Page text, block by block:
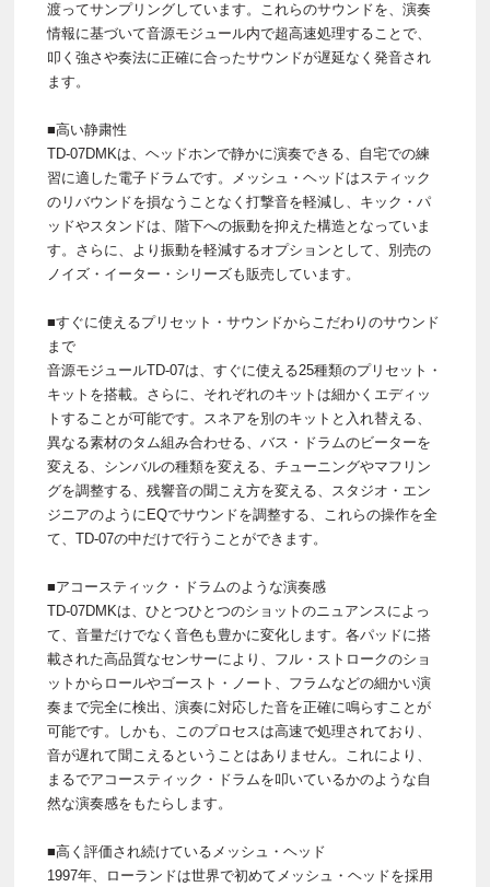
渡ってサンプリングしています。これらのサウンドを、演奏
情報に基づいて音源モジュール内で超高速処理することで、
叩く強さや奏法に正確に合ったサウンドが遅延なく発音され
ます。
■高い静粛性
TD-07DMKは、ヘッドホンで静かに演奏できる、自宅での練
習に適した電子ドラムです。メッシュ・ヘッドはスティック
のリバウンドを損なうことなく打撃音を軽減し、キック・パ
ッドやスタンドは、階下への振動を抑えた構造となっていま
す。さらに、より振動を軽減するオプションとして、別売の
ノイズ・イーター・シリーズも販売しています。
■すぐに使えるプリセット・サウンドからこだわりのサウンド
まで
音源モジュールTD-07は、すぐに使える25種類のプリセット・
キットを搭載。さらに、それぞれのキットは細かくエディッ
トすることが可能です。スネアを別のキットと入れ替える、
異なる素材のタム組み合わせる、バス・ドラムのビーターを
変える、シンバルの種類を変える、チューニングやマフリン
グを調整する、残響音の聞こえ方を変える、スタジオ・エン
ジニアのようにEQでサウンドを調整する、これらの操作を全
て、TD-07の中だけで行うことができます。
■アコースティック・ドラムのような演奏感
TD-07DMKは、ひとつひとつのショットのニュアンスによっ
て、音量だけでなく音色も豊かに変化します。各パッドに搭
載された高品質なセンサーにより、フル・ストロークのショ
ットからロールやゴースト・ノート、フラムなどの細かい演
奏まで完全に検出、演奏に対応した音を正確に鳴らすことが
可能です。しかも、このプロセスは高速で処理されており、
音が遅れて聞こえるということはありません。これにより、
まるでアコースティック・ドラムを叩いているかのような自
然な演奏感をもたらします。
■高く評価され続けているメッシュ・ヘッド
1997年、ローランドは世界で初めてメッシュ・ヘッドを採用